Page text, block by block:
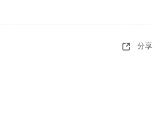
分享